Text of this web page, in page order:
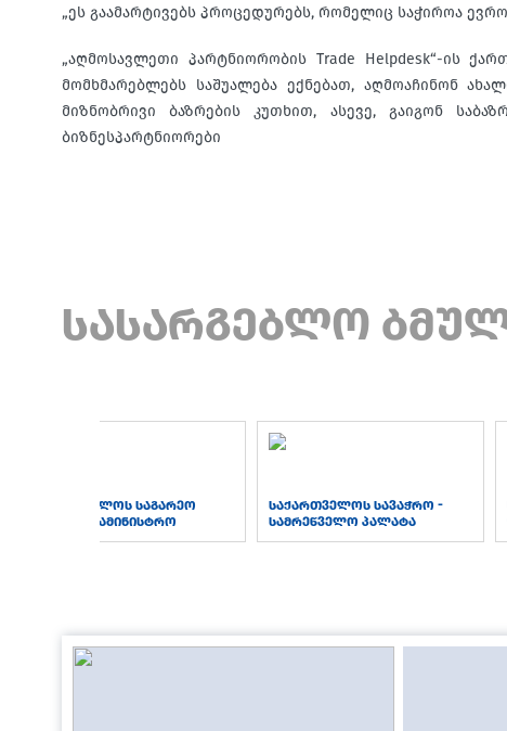
„ეს გაამარტივებს პროცედურებს, რომელიც საჭიროა
„აღმოსავლეთი პარტნიორობის Trade Helpdesk“-ის
მომხმარებლებს საშუალება ექნებათ, აღმოაჩინონ
მიზნობრივი ბაზრების კუთხით, ასევე, გაიგონ
ბიზნესპარტნიორები
სასარგებლო
საქართველოს საგარეო
საქმეთა სამინისტრო
საქართველოს სავაჭრო -
სამრეწველო პალატა